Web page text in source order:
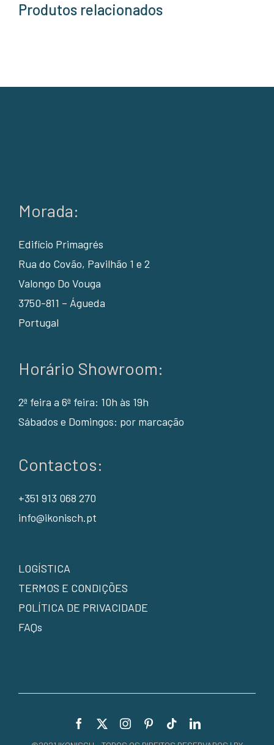
Produtos relacionados
Morada:
Edifício Primagrés
Rua do Covão, Pavilhão 1 e 2
Valongo Do Vouga
3750-811 – Águeda
Portugal
Horário Showroom:
2ª feira a 6ª feira: 10h às 19h
Sábados e Domingos: por marcação
Contactos:
+351 913 068 270
info@ikonisch.pt
LOGÍSTICA
TERMOS E CONDIÇÕES
POLÍTICA DE PRIVACIDADE
FAQs